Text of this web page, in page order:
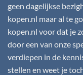
geen dagelijkse
kopen.nl maar al te
kopen.nl voor dat je
door een van onze
verdiepen in de
stellen en weet je